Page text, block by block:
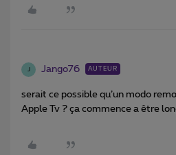
Jango76 AUTEUR
serait ce possible qu’un modo
Apple Tv ? ça commence a être